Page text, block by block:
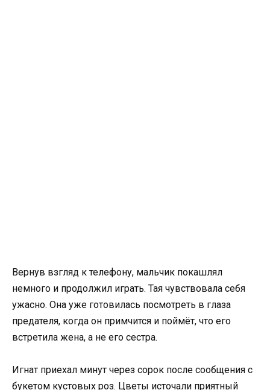
Вернув взгляд к телефону, мальчик покашлял
немного и продолжил играть. Тая чувствовала себя
ужасно. Она уже готовилась посмотреть в глаза
предателя, когда он примчится и поймёт, что его
встретила жена, а не его сестра.
Игнат приехал минут через сорок после сообщения с
букетом кустовых роз. Цветы источали приятный